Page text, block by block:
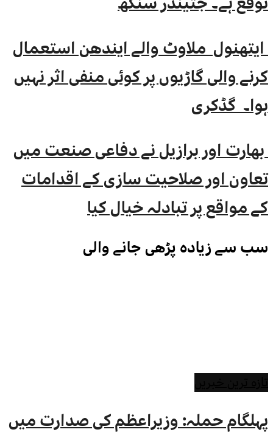
ایتھنول ملاوٹ والے ایندھن استعمال
کرنے والی گاڑیوں پر کوئی منفی اثر نہیں
ہوا۔ گڈکری
بھارت اور برازیل نے دفاعی صنعت میں
تعاون اور صلاحیت سازی کے اقدامات
کے مواقع پر تبادلہ خیال کیا
سب سے زیادہ پڑھی جانے والی
پہلگام حملہ: وزیراعظم کی صدارت میں